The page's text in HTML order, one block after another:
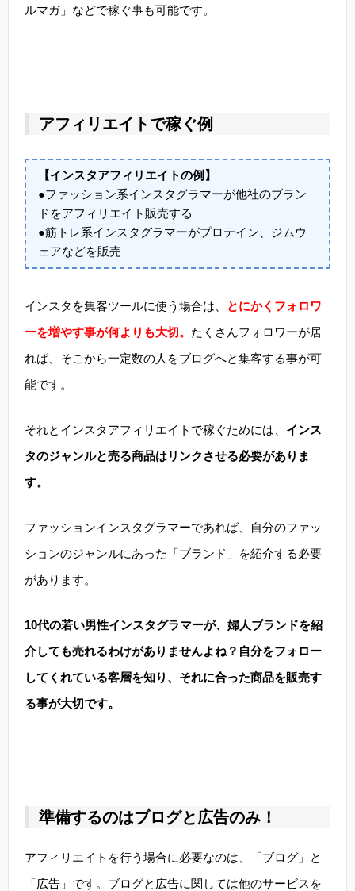
ルマガ」などで稼ぐ事も可能です。
アフィリエイトで稼ぐ例
【インスタアフィリエイトの例】
●ファッション系インスタグラマーが他社のブラン
ドをアフィリエイト販売する
●筋トレ系インスタグラマーがプロテイン、ジムウ
ェアなどを販売
インスタを集客ツールに使う場合は、
とにかくフォロワ
ーを増やす事が何よりも大切。 たくさんフォロワーが居
れば、そこから一定数の人をブログへと集客する事が可
能です。
それとインスタアフィリエイトで稼ぐためには、 インス
タのジャンルと売る商品はリンクさせる必要がありま
す。
ファッションインスタグラマーであれば、自分のファッ
ションのジャンルにあった「ブランド」を紹介する必要
があります。
10代の若い男性インスタグラマーが、婦人ブランドを紹
介しても売れるわけがありませんよね？自分をフォロー
してくれている客層を知り、それに合った商品を販売す
る事が大切です。
準備するのはブログと広告のみ！
アフィリエイトを行う場合に必要なのは、「ブログ」と
「広告」です。ブログと広告に関しては他のサービスを